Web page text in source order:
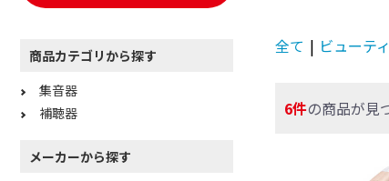
全て | ビューテ
6件の商品が見
商品カテゴリから探す
集音器
補聴器
メーカーから探す